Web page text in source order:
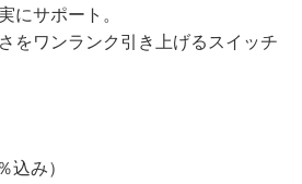
にサポート。
をワンランク引き上げるスイッチ
込み）